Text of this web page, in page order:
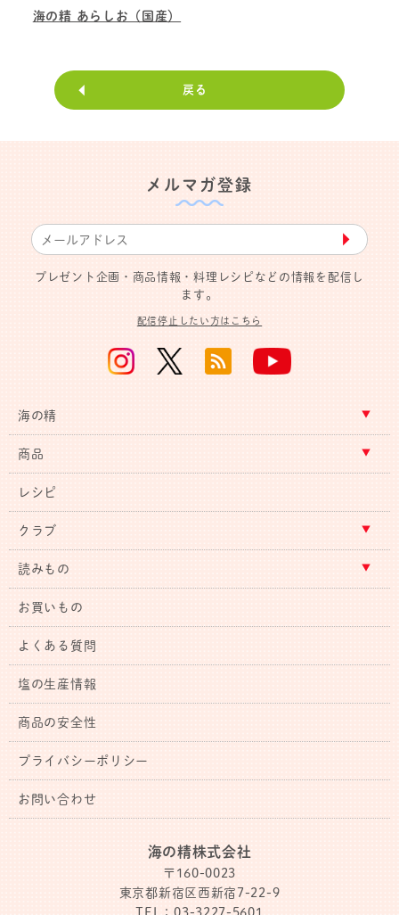
海の精 あらしお（国産）
戻る
メルマガ登録
▶︎
プレゼント企画・商品情報・料理レシピなどの情報を配信し
ます。
配信停止したい方はこちら
海の精
商品
レシピ
クラブ
読みもの
お買いもの
よくある質問
塩の生産情報
商品の安全性
プライバシーポリシー
お問い合わせ
海の精株式会社
〒160-0023
東京都新宿区西新宿7-22-9